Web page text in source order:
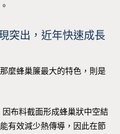
突出，近年快速成長
麼蜂巢簾最大的特色，則是
布料截面形成蜂巢狀中空結
有效減少熱傳導，因此在節